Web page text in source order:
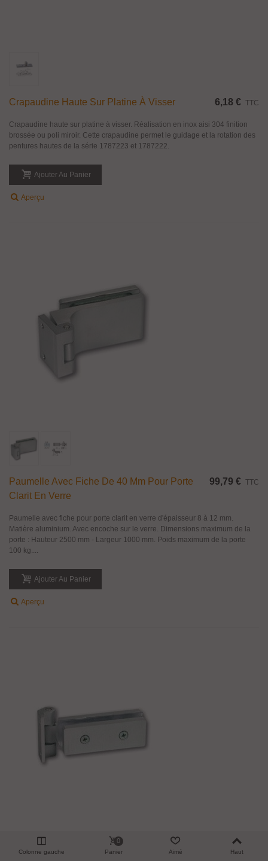
Crapaudine Haute Sur Platine À Visser 6,18 € TTC
Crapaudine haute sur platine à visser. Réalisation en inox aisi 304 finition
brossée ou poli miroir. Cette crapaudine permet le guidage et la rotation des
pentures hautes de la série 1787223 et 1787222.
Ajouter Au Panier
Aperçu
Paumelle Avec Fiche De 40 Mm Pour Porte
Clarit En Verre
99,79 € TTC
Paumelle avec fiche pour porte clarit en verre d'épaisseur 8 à 12 mm.
Matière aluminium. Avec encoche sur le verre. Dimensions maximum de la
porte : Hauteur 2500 mm - Largeur 1000 mm. Poids maximum de la porte
100 kg....
Ajouter Au Panier
Aperçu
Colonne gauche Panier
0
Aimé Haut